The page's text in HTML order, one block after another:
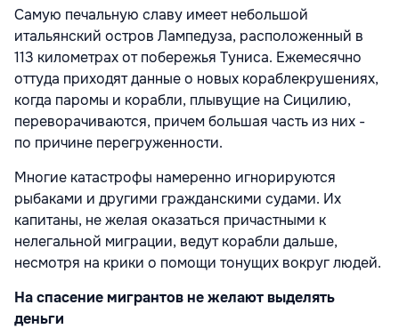
Самую печальную славу имеет небольшой
итальянский остров Лампедуза, расположенный в
113 километрах от побережья Туниса. Ежемесячно
оттуда приходят данные о новых кораблекрушениях,
когда паромы и корабли, плывущие на Сицилию,
переворачиваются, причем большая часть из них -
по причине перегруженности.
Многие катастрофы намеренно игнорируются
рыбаками и другими гражданскими судами. Их
капитаны, не желая оказаться причастными к
нелегальной миграции, ведут корабли дальше,
несмотря на крики о помощи тонущих вокруг людей.
На спасение мигрантов не желают выделять
деньги